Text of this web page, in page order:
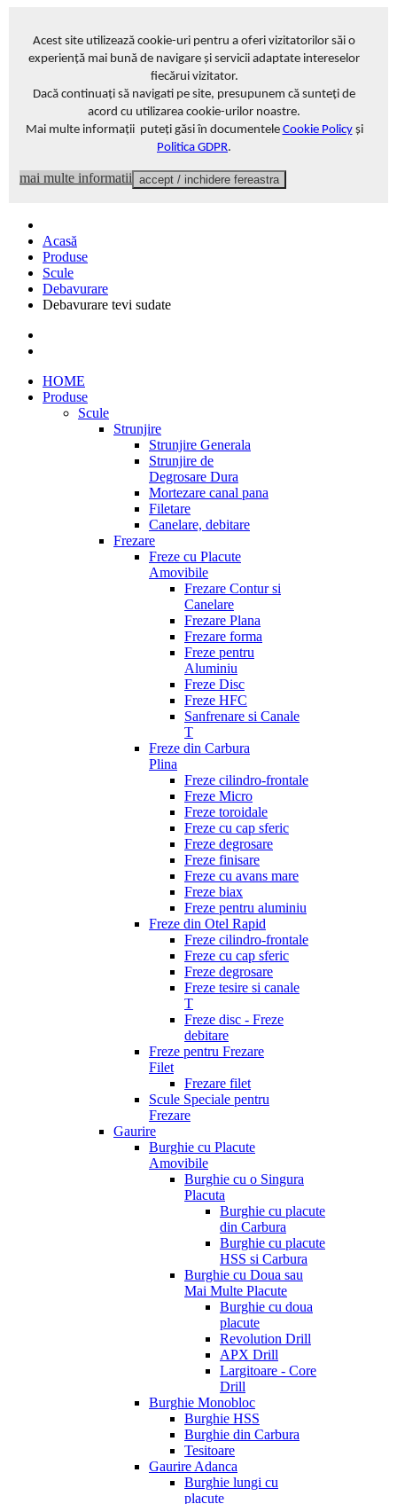
Acest site utilizează cookie-uri pentru a oferi vizitatorilor săi o
experiență mai bună de navigare și servicii adaptate intereselor
fiecărui vizitator.
Dacă continuați să navigati pe site, presupunem că sunteți de
acord cu utilizarea cookie-urilor noastre.
Mai multe informații puteți găsi în documentele Cookie Policyși
Politica GDPR.
mai multe informatii accept / inchidere fereastra
Acasă
Produse
Scule
Debavurare
Debavurare tevi sudate
HOME
Produse
Scule
Strunjire
Strunjire Generala
Strunjire de
Degrosare Dura
Mortezare canal pana
Filetare
Canelare, debitare
Frezare
Freze cu Placute
Amovibile
Frezare Contur si
Canelare
Frezare Plana
Frezare forma
Freze pentru
Aluminiu
Freze Disc
Freze HFC
Sanfrenare si Canale
T
Freze din Carbura
Plina
Freze cilindro-frontale
Freze Micro
Freze toroidale
Freze cu cap sferic
Freze degrosare
Freze finisare
Freze cu avans mare
Freze biax
Freze pentru aluminiu
Freze din Otel Rapid
Freze cilindro-frontale
Freze cu cap sferic
Freze degrosare
Freze tesire si canale
T
Freze disc - Freze
debitare
Freze pentru Frezare
Filet
Frezare filet
Scule Speciale pentru
Frezare
Gaurire
Burghie cu Placute
Amovibile
Burghie cu o Singura
Placuta
Burghie cu placute
din Carbura
Burghie cu placute
HSS si Carbura
Burghie cu Doua sau
Mai Multe Placute
Burghie cu doua
placute
Revolution Drill
APX Drill
Largitoare - Core
Drill
Burghie Monobloc
Burghie HSS
Burghie din Carbura
Tesitoare
Gaurire Adanca
Burghie lungi cu
placute